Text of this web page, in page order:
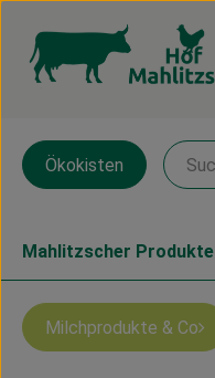
Ökokisten
Mahlitzscher Produkte
Milchprodukte & Co